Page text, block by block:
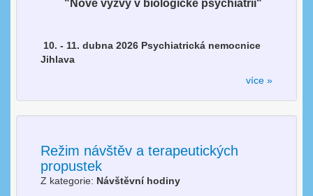
"Nové výzvy v biologické psychiatrii"
10. - 11. dubna 2026 Psychiatrická nemocnice
Jihlava
více »
Režim návštěv a terapeutických
propustek
Z kategorie: Návštěvní hodiny